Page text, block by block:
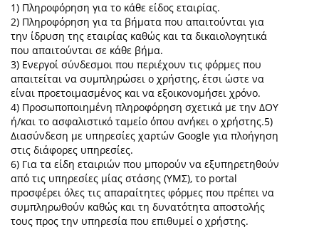
1) Πληροφόρηση για το κάθε είδος εταιρίας.
2) Πληροφόρηση για τα βήματα που απαιτούνται για
την ίδρυση της εταιρίας καθώς και τα δικαιολογητικά
που απαιτούνται σε κάθε βήμα.
3) Ενεργοί σύνδεσμοι που περιέχουν τις φόρμες που
απαιτείται να συμπληρώσει ο χρήστης, έτσι ώστε να
είναι προετοιμασμένος και να εξοικονομήσει χρόνο.
4) Προσωποποιημένη πληροφόρηση σχετικά με την ΔΟΥ
ή/και το ασφαλιστικό ταμείο όπου ανήκει ο χρήστης.5)
Διασύνδεση με υπηρεσίες χαρτών Google για πλοήγηση
στις διάφορες υπηρεσίες.
6) Για τα είδη εταιριών που μπορούν να εξυπηρετηθούν
από τις υπηρεσίες μίας στάσης (ΥΜΣ), το portal
προσφέρει όλες τις απαραίτητες φόρμες που πρέπει να
συμπληρωθούν καθώς και τη δυνατότητα αποστολής
τους προς την υπηρεσία που επιθυμεί ο χρήστης.